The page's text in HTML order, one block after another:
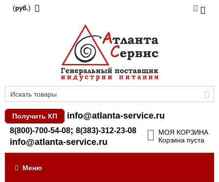
(руб.)
Получить КП info@atlanta-service.ru
8(800)-700-54-08; 8(383)-312-23-08
info@atlanta-service.ru
МОЯ КОРЗИНА
Корзина пуста
Меню